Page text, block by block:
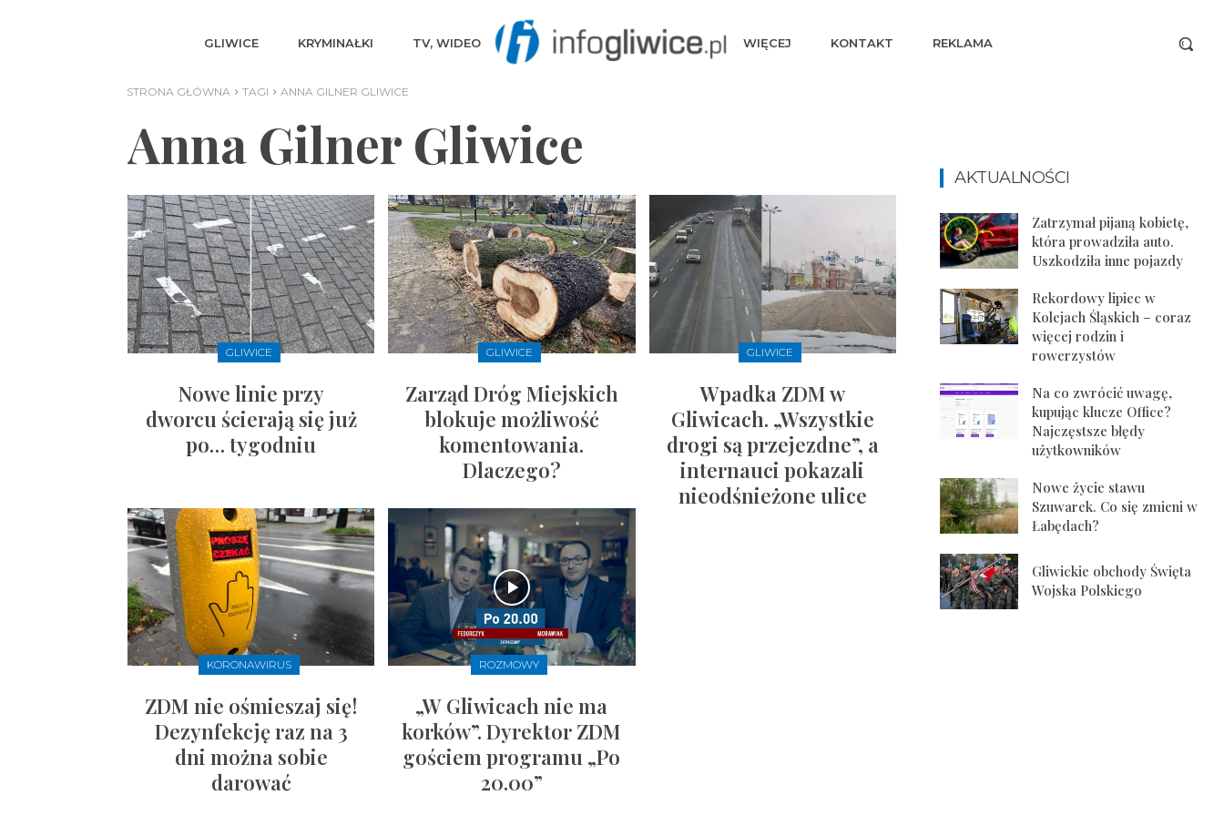
GLIWICE KRYMINAŁKI TV, WIDEO WIĘCEJ KONTAKT REKLAMA
STRONA GŁÓWNA TAGI ANNA GILNER GLIWICE
Anna Gilner Gliwice
GLIWICE
Nowe linie przy
dworcu ścierają się już
po… tygodniu
GLIWICE
Zarząd Dróg Miejskich
blokuje możliwość
komentowania.
Dlaczego?
GLIWICE
Wpadka ZDM w
Gliwicach. „Wszystkie
drogi są przejezdne”, a
internauci pokazali
nieodśnieżone ulice
KORONAWIRUS
ZDM nie ośmieszaj się!
Dezynfekcję raz na 3
dni można sobie
darować
ROZMOWY
„W Gliwicach nie ma
korków”. Dyrektor ZDM
gościem programu „Po
20.00”
AKTUALNOŚCI
Zatrzymał pijaną kobietę,
która prowadziła auto.
Uszkodziła inne pojazdy
Rekordowy lipiec w
Kolejach Śląskich – coraz
więcej rodzin i
rowerzystów
Na co zwrócić uwagę,
kupując klucze Office?
Najczęstsze błędy
użytkowników
Nowe życie stawu
Szuwarek. Co się zmieni w
Łabędach?
Gliwickie obchody Święta
Wojska Polskiego